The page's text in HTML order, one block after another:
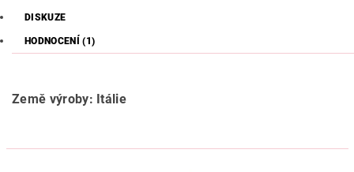
DISKUZE
HODNOCENÍ (1)
Země výroby: Itálie